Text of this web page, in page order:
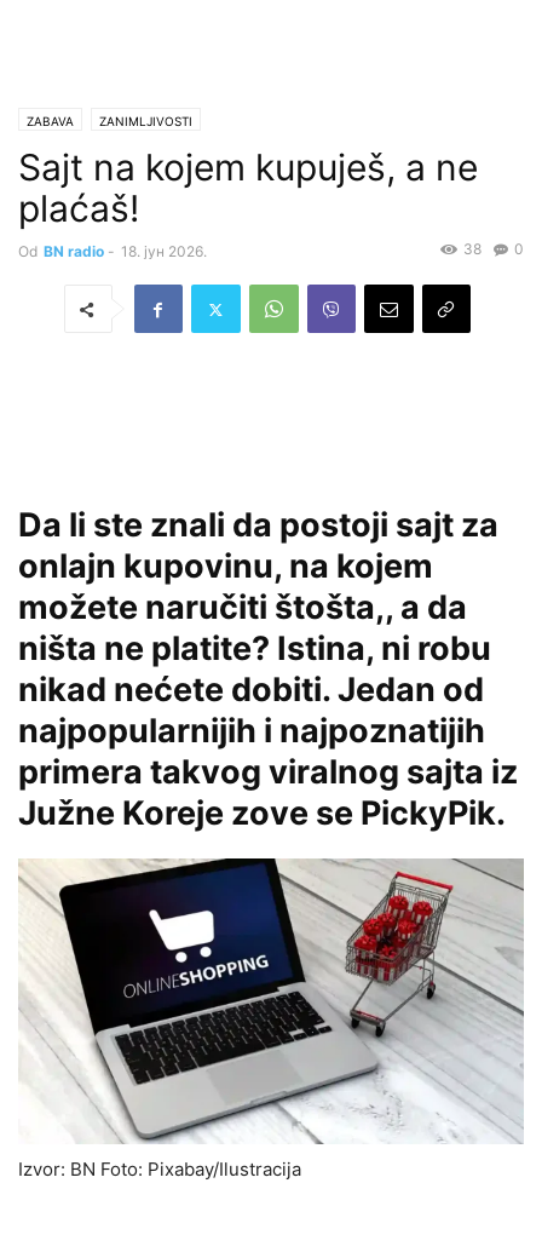
ZABAVA ZANIMLJIVOSTI
Sajt na kojem kupuješ, a ne
plaćaš!
Od BN radio - 18. јун 2026. 0
38
Da li ste znali da postoji sajt za
onlajn kupovinu, na kojem
možete naručiti štošta,, a da
ništa ne platite? Istina, ni robu
nikad nećete dobiti. Jedan od
najpopularnijih i najpoznatijih
primera takvog viralnog sajta iz
Južne Koreje zove se PickyPik.
Izvor: BN Foto: Pixabay/Ilustracija